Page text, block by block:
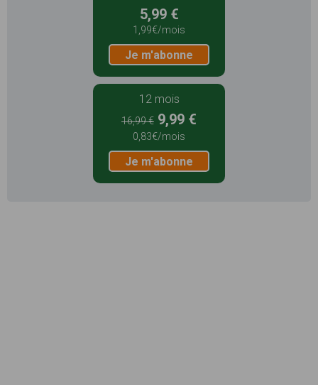
5,99 €
1,99€/mois
Je m'abonne
12 mois
16,99 € 9,99 €
0,83€/mois
Je m'abonne